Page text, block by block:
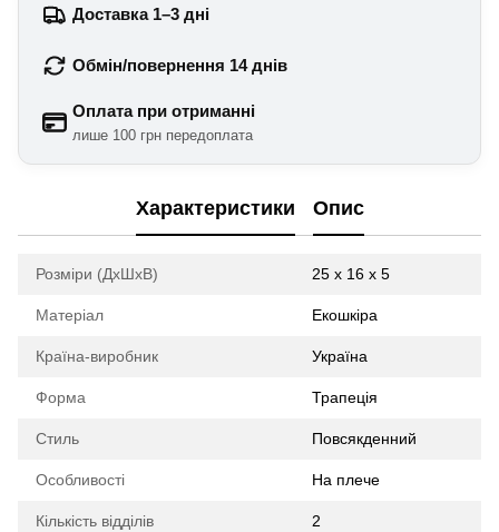
Доставка 1–3 дні
Обмін/повернення 14 днів
Оплата при отриманні
лише 100 грн передоплата
Характеристики Опис
Розміри (ДхШхВ) 25 х 16 х 5
Матеріал Екошкіра
Країна-виробник Україна
Форма Трапеція
Стиль Повсякденний
Особливості На плече
Кількість відділів 2